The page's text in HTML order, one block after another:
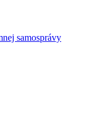
samosprávy